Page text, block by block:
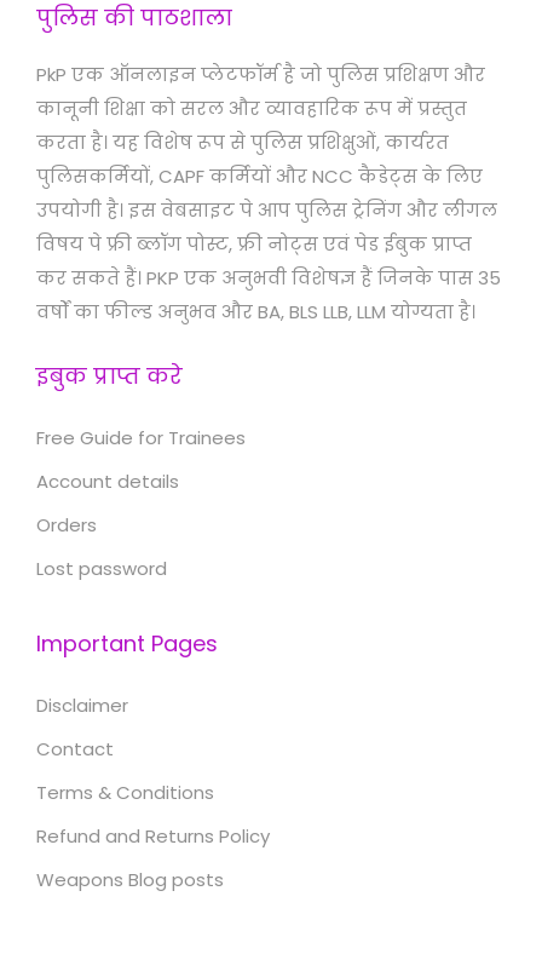
पुलिस की पाठशाला
PkP एक ऑनलाइन प्लेटफॉर्म है जो पुलिस प्रशिक्षण और
कानूनी शिक्षा को सरल और व्यावहारिक रूप में प्रस्तुत
करता है। यह विशेष रूप से पुलिस प्रशिक्षुओं, कार्यरत
पुलिसकर्मियों, CAPF कर्मियों और NCC कैडेट्स के लिए
उपयोगी है। इस वेबसाइट पे आप पुलिस ट्रेनिंग और लीगल
विषय पे फ्री ब्लॉग पोस्ट, फ्री नोट्स एवं पेड ईबुक प्राप्त
कर सकते हैं। PKP एक अनुभवी विशेषज्ञ हैं जिनके पास 35
वर्षों का फील्ड अनुभव और BA, BLS LLB, LLM योग्यता है।
इबुक प्राप्त करे
Free Guide for Trainees
Account details
Orders
Lost password
Important Pages
Disclaimer
Contact
Terms & Conditions
Refund and Returns Policy
Weapons Blog posts